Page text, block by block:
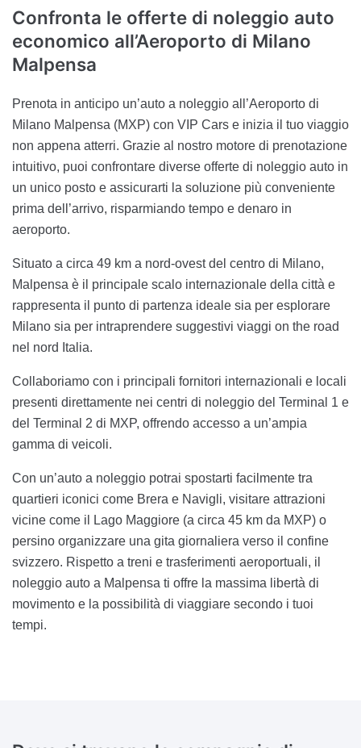
Confronta le offerte di noleggio auto
economico all’Aeroporto di Milano
Malpensa
Prenota in anticipo un’auto a noleggio all’Aeroporto di
Milano Malpensa (MXP) con VIP Cars e inizia il tuo viaggio
non appena atterri. Grazie al nostro motore di prenotazione
intuitivo, puoi confrontare diverse offerte di noleggio auto in
un unico posto e assicurarti la soluzione più conveniente
prima dell’arrivo, risparmiando tempo e denaro in
aeroporto.
Situato a circa 49 km a nord-ovest del centro di Milano,
Malpensa è il principale scalo internazionale della città e
rappresenta il punto di partenza ideale sia per esplorare
Milano sia per intraprendere suggestivi viaggi on the road
nel nord Italia.
Collaboriamo con i principali fornitori internazionali e locali
presenti direttamente nei centri di noleggio del Terminal 1 e
del Terminal 2 di MXP, offrendo accesso a un’ampia
gamma di veicoli.
Con un’auto a noleggio potrai spostarti facilmente tra
quartieri iconici come Brera e Navigli, visitare attrazioni
vicine come il Lago Maggiore (a circa 45 km da MXP) o
persino organizzare una gita giornaliera verso il confine
svizzero. Rispetto a treni e trasferimenti aeroportuali, il
noleggio auto a Malpensa ti offre la massima libertà di
movimento e la possibilità di viaggiare secondo i tuoi
tempi.